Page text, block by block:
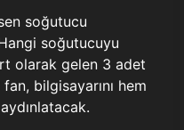
soğutucu
soğutucuyu
olarak gelen 3 adet
bilgisayarını hem